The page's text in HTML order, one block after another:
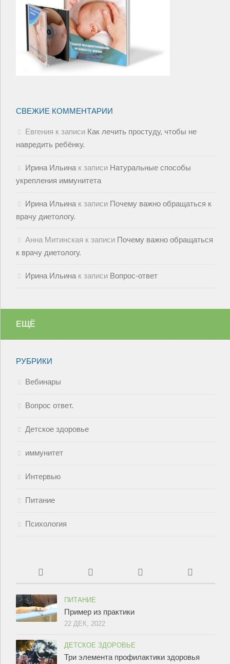
СВЕЖИЕ КОММЕНТАРИИ
Евгения к записи Как лечить простуду, чтобы не
навредить ребёнку.
Ирина Ильина к записи Натуральные способы
укрепления иммунитета
Ирина Ильина к записи Почему важно обращаться к
врачу диетологу.
Анна Митинская к записи Почему важно обращаться
к врачу диетологу.
Ирина Ильина к записи Вопрос-ответ
ЕЩЁ
РУБРИКИ
Вебинары
Вопрос ответ.
Детское здоровье
иммунитет
Интервью
Питание
Психология
ПИТАНИЕ
Пример из практики
22 ДЕК, 2022
ДЕТСКОЕ ЗДОРОВЬЕ
Три элемента профилактики здоровья